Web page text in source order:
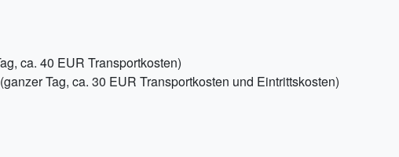
ca. 40 EUR Transportkosten)
Tag, ca. 30 EUR Transportkosten und Eintrittskosten)